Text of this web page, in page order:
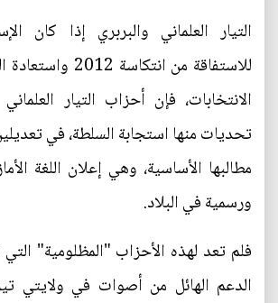
التيار العلماني والبربري إذا كان
للاستفاقة من
الانتخابات، فإن أحزاب التيار
تحديات منها استجابة السلطة، في
مطالبها الأساسية، وهي إعلان اللغة
ورسمية في البلاد.
فلم تعد لهذه الأحزاب "المظلومية"
الدعم الهائل من أصوات في ولايتي